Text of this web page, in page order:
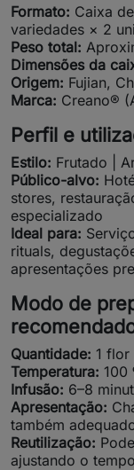
Formato: Caixa
variedades × 2
Peso total:
Dimensões da
Origem: Fujian,
Marca: Creano®
Perfil e
Estilo: Frutado |
Público-alvo:
stores,
especializado
Ideal para:
rituals,
apresentações
Modo de
Quantidade: 1 flor
Temperatura: 100
Infusão: 6–8
Apresentação:
também
Reutilização:
ajustando o